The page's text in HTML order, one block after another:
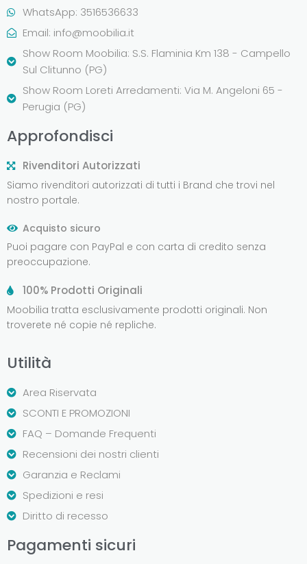
WhatsApp: 3516536633
Email: info@moobilia.it
Show Room Moobilia: S.S. Flaminia Km 138 - Campello
Sul Clitunno (PG)
Show Room Loreti Arredamenti: Via M. Angeloni 65 -
Perugia (PG)
Approfondisci
Rivenditori Autorizzati
Siamo rivenditori autorizzati di tutti i Brand che trovi nel
nostro portale.
Acquisto sicuro
Puoi pagare con PayPal e con carta di credito senza
preoccupazione.
100% Prodotti Originali
Moobilia tratta esclusivamente prodotti originali. Non
troverete né copie né repliche.
Utilità
Area Riservata
SCONTI E PROMOZIONI
FAQ – Domande Frequenti
Recensioni dei nostri clienti
Garanzia e Reclami
Spedizioni e resi
Diritto di recesso
Pagamenti sicuri